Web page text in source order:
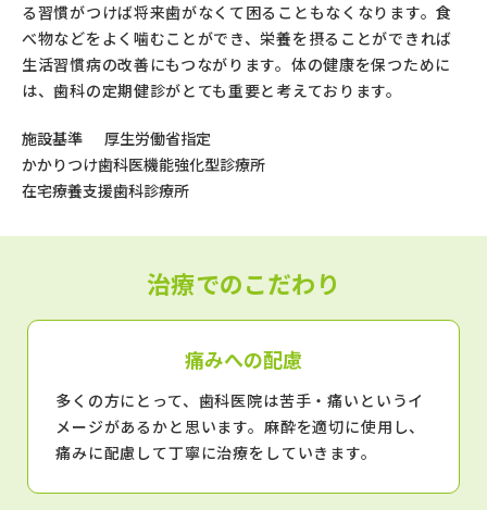
る習慣がつけば将来歯がなくて困ることもなくなります。食
べ物などをよく噛むことができ、栄養を摂ることができれば
生活習慣病の改善にもつながります。体の健康を保つために
は、歯科の定期健診がとても重要と考えております。
施設基準
厚生労働省指定
かかりつけ歯科医機能強化型診療所
在宅療養支援歯科診療所
治療でのこだわり
痛みへの配慮
多くの方にとって、歯科医院は苦手・痛いというイ
メージがあるかと思います。麻酔を適切に使用し、
痛みに配慮して丁寧に治療をしていきます。